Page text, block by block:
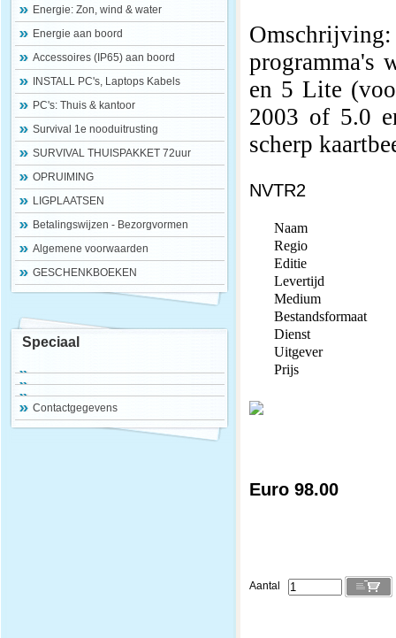
Energie: Zon, wind & water
Energie aan boord
Accessoires (IP65) aan boord
INSTALL PC's, Laptops Kabels
PC's: Thuis & kantoor
Survival 1e nooduitrusting
SURVIVAL THUISPAKKET 72uur
OPRUIMING
LIGPLAATSEN
Betalingswijzen - Bezorgvormen
Algemene voorwaarden
GESCHENKBOEKEN
Speciaal
Contactgegevens
programma's
en 5 Lite
2003 of 5.0
scherp
NVTR2
Naam
Regio
Editie
Levertijd
Medium
Bestandsformaat
Dienst
Uitgever
Prijs
Euro 98.00
Aantal